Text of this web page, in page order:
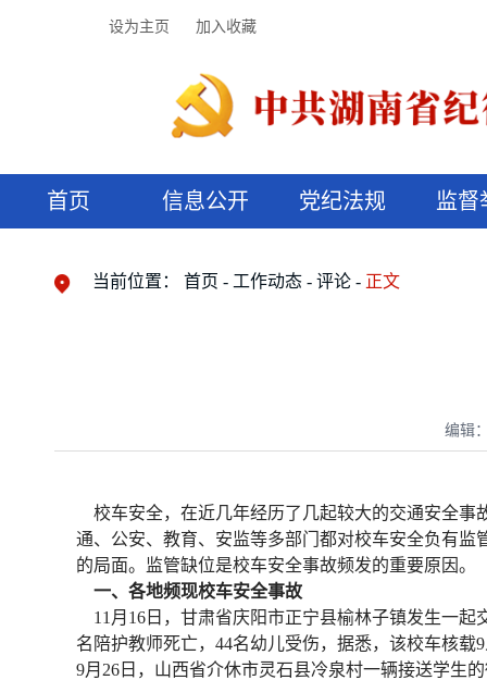
设为主页 加入收藏
首页 信息公开 党纪法规 监督
当前位置： 首页 工作动态 评论 正文
编辑
校车安全，在近几年经历了几起较大的交通安全事
通、公安、教育、安监等多部门都对校车安全负有
的局面。监管缺位是校车安全事故频发的重要原因。
一、各地频现校车安全事故
11月16日，甘肃省庆阳市正宁县榆林子镇发生一起
名陪护教师死亡，44名幼儿受伤，据悉，该校车核载
9月26日，山西省介休市灵石县冷泉村一辆接送学生